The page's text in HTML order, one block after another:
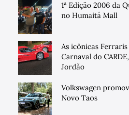
1ª Edição 2006 da
no Humaitá Mall
As icônicas Ferraris
Carnaval do
Jordão
Volkswagen
Novo Taos